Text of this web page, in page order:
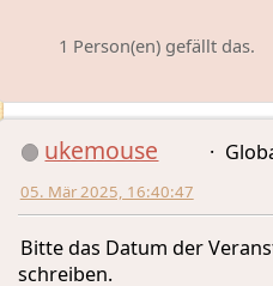
ukemouse
05. Mär 2025, 16:40:47
schreiben.